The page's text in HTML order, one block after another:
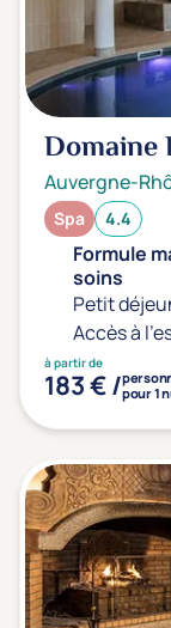
Transports &
Soins sans
Domaine
Auvergne-
Spa 4.4
Formule
soins
Petit
Accès à
à partir de
183 € /pour 1